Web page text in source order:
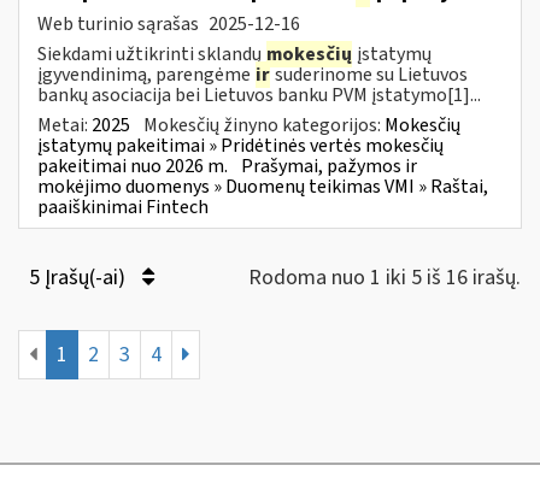
Web turinio sąrašas 2025-12-16
Siekdami užtikrinti sklandų mokesčių įstatymų
įgyvendinimą, parengėme irsuderinome su Lietuvos
bankų asociacija bei Lietuvos banku PVM įstatymo[1]...
Metai: 2025 Mokesčių žinyno kategorijos: Mokesčių
įstatymų pakeitimai » Pridėtinės vertės mokesčių
pakeitimai nuo 2026 m. Prašymai, pažymos ir
mokėjimo duomenys » Duomenų teikimas VMI » Raštai,
paaiškinimai Fintech
5 Įrašų(-ai) Rodoma nuo 1 iki 5 iš 16 irašų.
1 2 3 4